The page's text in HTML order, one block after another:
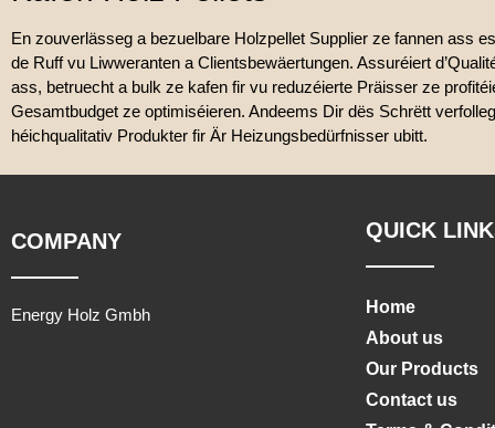
En zouverlässeg a bezuelbare Holzpellet Supplier ze fannen ass
de Ruff vu Liwweranten a Clientsbewäertungen. Assuréiert
ass, betruecht a bulk ze kafen fir vu reduzéierte Präisser ze
Gesamtbudget ze optimiséieren. Andeems Dir dës Schrëtt
héichqualitativ Produkter fir Är Heizungsbedürfnisser ubitt.
COMPANY
Energy Holz Gmbh
QUICK
Home
About us
Our Products
Contact us